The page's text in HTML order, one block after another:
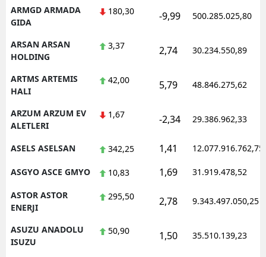
ARMGD ARMADA
GIDA
180,30 -9,99 500.285.025,80
ARSAN ARSAN
HOLDING
3,37 2,74 30.234.550,89
ARTMS ARTEMIS
HALI
42,00 5,79 48.846.275,62
ARZUM ARZUM EV
ALETLERI
1,67 -2,34 29.386.962,33
ASELS ASELSAN 342,25 1,41 12.077.916.762,75
ASGYO ASCE GMYO 10,83 1,69 31.919.478,52
ASTOR ASTOR
ENERJI
295,50 2,78 9.343.497.050,25
ASUZU ANADOLU
ISUZU
50,90 1,50 35.510.139,23